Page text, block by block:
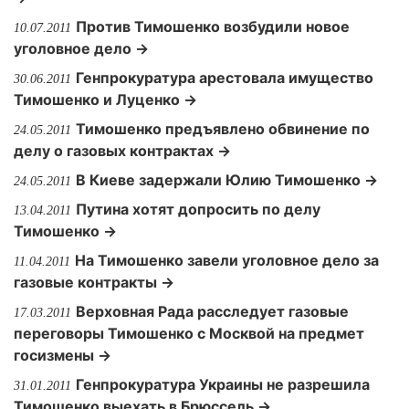
10.07.2011 Против Тимошенко возбудили новое
уголовное дело →
30.06.2011 Генпрокуратура арестовала имущество
Тимошенко и Луценко →
24.05.2011 Тимошенко предъявлено обвинение по
делу о газовых контрактах →
24.05.2011 В Киеве задержали Юлию Тимошенко →
13.04.2011 Путина хотят допросить по делу
Тимошенко →
11.04.2011 На Тимошенко завели уголовное дело за
газовые контракты →
17.03.2011 Верховная Рада расследует газовые
переговоры Тимошенко с Москвой на предмет
госизмены →
31.01.2011 Генпрокуратура Украины не разрешила